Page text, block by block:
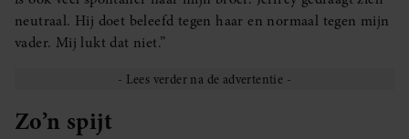
neutraal. Hij doet beleefd tegen haar en normaal tegen mijn
vader. Mij lukt dat niet.”
Zo’n spijt